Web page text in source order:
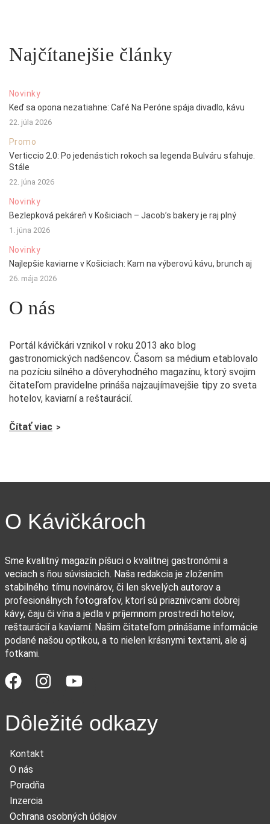
Najčítanejšie články
Novinky
Keď sa opona nezatiahne: Café Na Peróne spája divadlo, kávu
22. júla 2026
Promo
Verticcio 2.0: Po jedenástich rokoch sa legenda Bulváru sťahuje.
Stále
22. júna 2026
Novinky
Bezlepková pekáreň v Košiciach – Jacob’s bakery je raj plný
1. júna 2026
Novinky
Najlepšie kaviarne v Košiciach: Kam na výberovú kávu, brunch aj
26. mája 2026
O nás
Portál kávičkári vznikol v roku 2013 ako blog
gastronomických nadšencov. Časom sa médium etablovalo
na pozíciu silného a dôveryhodného magazínu, ktorý svojim
čitateľom pravidelne prináša najzaujímavejšie tipy zo sveta
hotelov, kaviarní a reštaurácií.
Čítať viac
O Kávičkároch
Sme kvalitný magazín píšuci o kvalitnej gastronómii a
veciach s ňou súvisiacich. Naša redakcia je zložením
stabilného tímu novinárov, či len skvelých autorov a
profesionálnych fotografov, ktorí sú priaznivcami dobrej
kávy, čaju či vína a jedla v príjemnom prostredí hotelov,
reštaurácií a kaviarní. Našim čitateľom prinášame informácie
podané našou optikou, a to nielen krásnymi textami, ale aj
fotkami.
Dôležité odkazy
Kontakt
O nás
Poradňa
Inzercia
Ochrana osobných údajov